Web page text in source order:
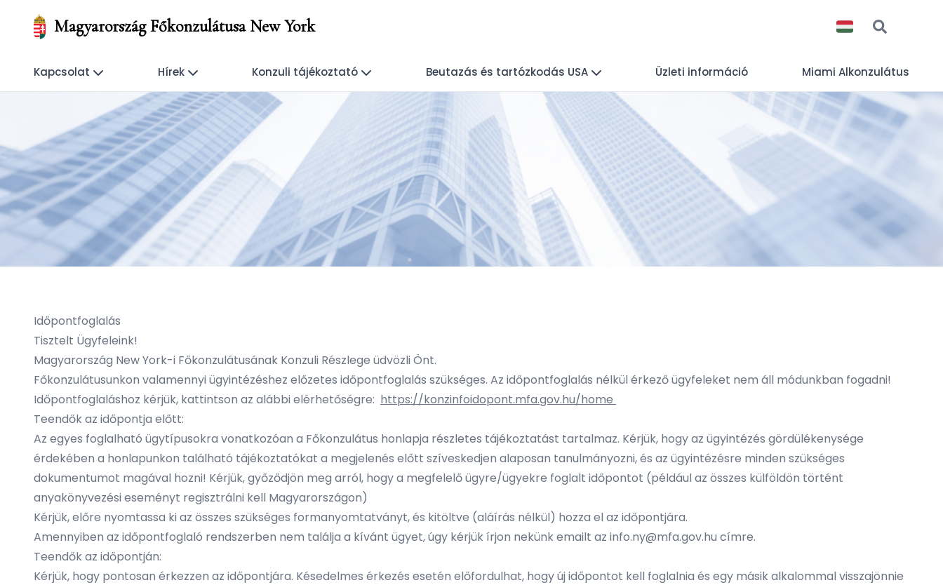
Magyarország Főkonzulátusa New York
Kapcsolat Hírek Konzuli tájékoztató Beutazás és tartózkodás USA Üzleti információ Miami Alkonzulátus
Időpontfoglalás
Tisztelt Ügyfeleink!
Magyarország New York-i Főkonzulátusának Konzuli Részlege üdvözli Önt.
Főkonzulátusunkon valamennyi ügyintézéshez előzetes időpontfoglalás szükséges. Az időpontfoglalás nélkül érkező ügyfeleket nem áll módunkban fogadni!
Időpontfoglaláshoz kérjük, kattintson az alábbi elérhetőségre: https://konzinfoidopont.mfa.gov.hu/home
Teendők az időpontja előtt:
Az egyes foglalható ügytípusokra vonatkozóan a Főkonzulátus honlapja részletes tájékoztatást tartalmaz. Kérjük, hogy az ügyintézés gördülékenysége
érdekében a honlapunkon található tájékoztatókat a megjelenés előtt szíveskedjen alaposan tanulmányozni, és az ügyintézésre minden szükséges
dokumentumot magával hozni! Kérjük, győződjön meg arról, hogy a megfelelő ügyre/ügyekre foglalt időpontot (például az összes külföldön történt
anyakönyvezési eseményt regisztrálni kell Magyarországon)
Kérjük, előre nyomtassa ki az összes szükséges formanyomtatványt, és kitöltve (aláírás nélkül) hozza el az időpontjára.
Amennyiben az időpontfoglaló rendszerben nem találja a kívánt ügyet, úgy kérjük írjon nekünk emailt az info.ny@mfa.gov.hu címre.
Teendők az időpontján:
Kérjük, hogy pontosan érkezzen az időpontjára. Késedelmes érkezés esetén előfordulhat, hogy új időpontot kell foglalnia és egy másik alkalommal visszajönnie